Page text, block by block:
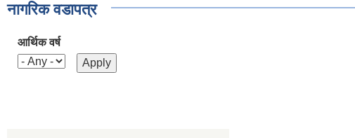
नागरिक वडापत्र
आर्थिक वर्ष